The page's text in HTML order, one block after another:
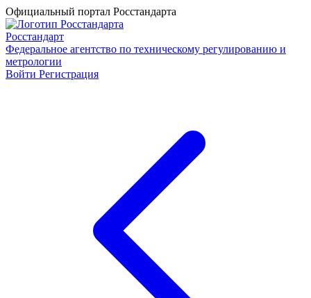
Официальный портал Росстандарта
Росстандарт
Федеральное агентство по техническому регулированию и
метрологии
Войти Регистрация